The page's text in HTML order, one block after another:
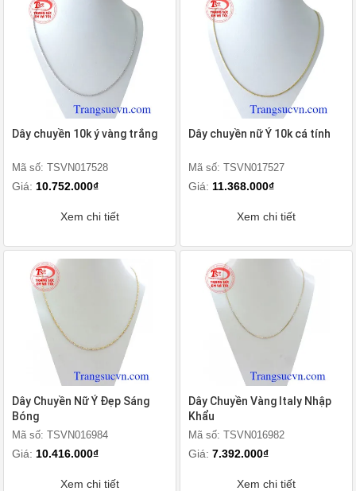
Dây chuyền 10k ý vàng trắng
Mã số: TSVN017528
Giá: 10.752.000₫
Xem chi tiết
Dây chuyền nữ Ý 10k cá tính
Mã số: TSVN017527
Giá: 11.368.000₫
Xem chi tiết
Dây Chuyền Nữ Ý Đẹp Sáng
Bóng
Mã số: TSVN016984
Giá: 10.416.000₫
Xem chi tiết
Dây Chuyền Vàng Italy Nhập
Khẩu
Mã số: TSVN016982
Giá: 7.392.000₫
Xem chi tiết